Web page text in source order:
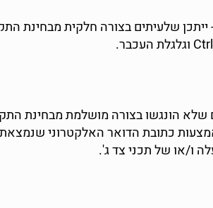
הונגשו בצורה מושלמת מבחינת
כתובת הדואר האלקטרוני
ו/או של תכני צד ג'.